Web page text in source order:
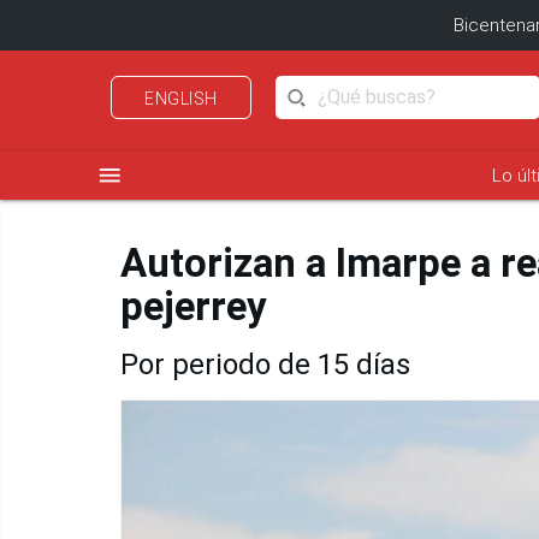
ENGLISH
menu Lo
Autorizan a Imarpe a
pejerrey
Por periodo de 15 días